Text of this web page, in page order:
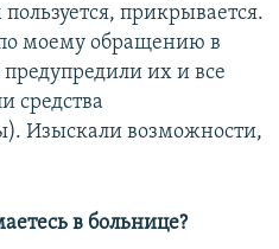
прикрывается.
моему обращению в
их и все
средства
Изыскали возможности,
в больнице?